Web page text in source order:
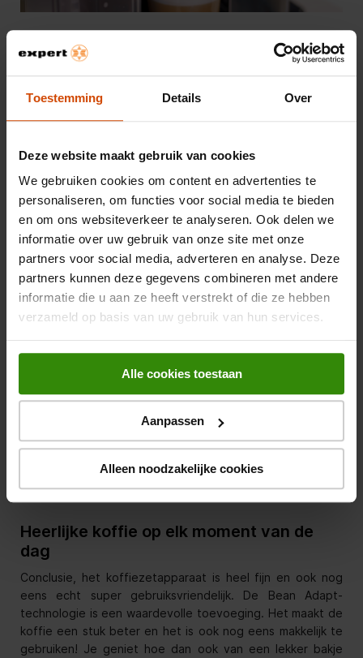
Toestemming Details Over
Deze website maakt gebruik van cookies
We gebruiken cookies om content en advertenties te
personaliseren, om functies voor social media te bieden
en om ons websiteverkeer te analyseren. Ook delen we
informatie over uw gebruik van onze site met onze
partners voor social media, adverteren en analyse. Deze
partners kunnen deze gegevens combineren met andere
informatie die u aan ze heeft verstrekt of die ze hebben
verzameld op basis van uw gebruik van hun services.
Alle cookies toestaan
Aanpassen
Alleen noodzakelijke cookies
Koffiezetten met de PrimaDonna Soul
tabje ‘Bean Adapt Technology’ aan welke koffiebonen er
in het apparaat zitten.
Via het display kun je vervolgens kiezen voor ‘cappuccino’,
‘espresso’ of één van de vele andere specialiteiten. Het
apparaat doet nu automatisch zijn werk. Eerst verwerkt hij
de Bean Adapt-technologie en zoekt hij naar de juiste
instellingen voor het perfecte bakje koffie. Dat kan
eventjes duren, maar na geruime tijd is je koffie helemaal
klaar!
Heerlijke koffie op elk moment van de
dag
Conclusie, het koffiezetapparaat is heel fijn en ook nog
eens echt super gebruiksvriendelijk. De Bean Adapt-
technologie is een waardevolle toevoeging. Het maakt de
koffie een stuk beter en het is ook nog eens makkelijk te
gebruiken! Je geniet hoe dan ook van een lekker bakje